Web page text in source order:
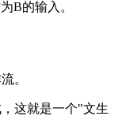
B的输入。
。
这就是一个"文生